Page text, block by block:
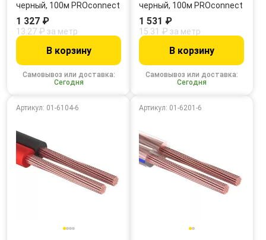
черный, 100м PROconnect
Самовывоз или доставка:
Сегодня
1 327 ₽
13.27 ₽ за метр
В корзину
черный, 100м PROconnect
Самовывоз или доставка:
Сегодня
1 531 ₽
15.31 ₽ за метр
В корзину
Артикул: 01-6104-6 Артикул: 01-6201-6